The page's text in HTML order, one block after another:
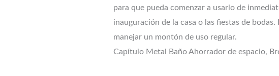
para que pueda comenzar a usarlo de
inauguración de la casa o las fiestas de
manejar un montón de uso regular.
Capítulo Metal Baño Ahorrador de espacio,